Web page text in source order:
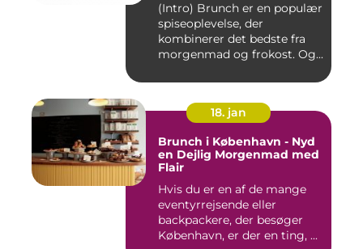
(Intro) Brunch er en populær
spiseoplevelse, der
kombinerer det bedste fra
morgenmad og frokost. Og...
18. jan
Brunch i København - Nyd
en Dejlig Morgenmad med
Flair
Hvis du er en af de mange
eventyrrejsende eller
backpackere, der besøger
København, er der en ting, ...